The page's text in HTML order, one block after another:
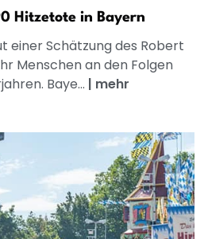
Hitzetote in Bayern
einer Schätzung des Robert
Menschen an den Folgen
Baye... | mehr